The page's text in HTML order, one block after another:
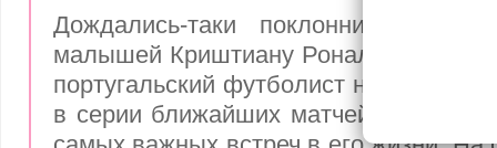
Дождались-таки поклонники
малышей Криштиану Роналду, ради
португальский футболист на время
в серии ближайших матчей, и